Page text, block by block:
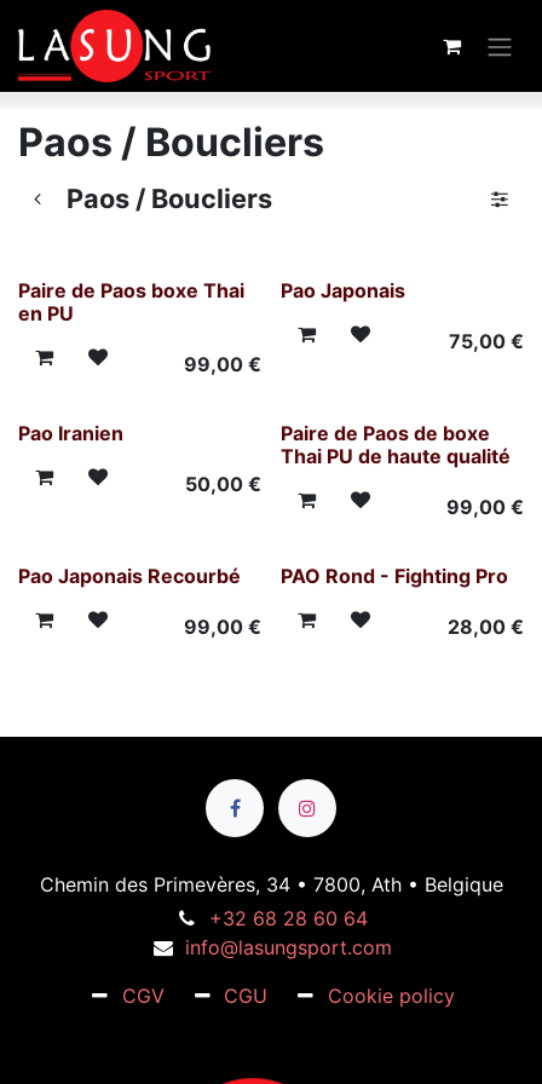
Se rendre au contenu
Paos / Boucliers
Paos / Boucliers
Paire de Paos boxe Thai
en PU
99,00€
Pao Japonais
75,00€
Pao Iranien
50,00€
Paire de Paos de boxe
Thai PU de haute qualité
99,00€
Pao Japonais Recourbé
99,00€
PAO Rond - Fighting Pro
28,00€
Chemin des Primevères, 34 • 7800, Ath • Belgique
+32 68 28 60 64
info@lasungsport.com
CGV
CGU Cookie policy